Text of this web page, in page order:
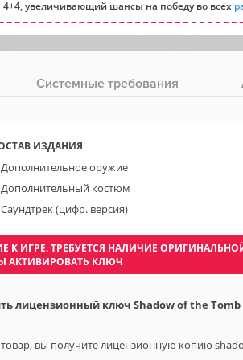
4+4, увеличивающий шансы на победу во всех
Системные требования
ИЗДАНИЯ
Дополнительное оружие
Дополнительный костюм
Cаундтрек (цифр. версия)
К ИГРЕ. ТРЕБУЕТСЯ НАЛИЧИЕ
АКТИВИРОВАТЬ КЛЮЧ
лицензионный ключ Shadow of the Tomb
вы получите лицензионную копию